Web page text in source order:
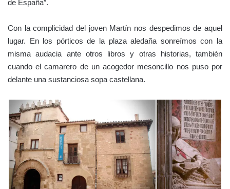
de España”.
Con la complicidad del joven Martín nos despedimos de aquel
lugar. En los pórticos de la plaza aledaña sonreímos con la
misma audacia ante otros libros y otras historias, también
cuando el camarero de un acogedor mesoncillo nos puso por
delante una sustanciosa sopa castellana.